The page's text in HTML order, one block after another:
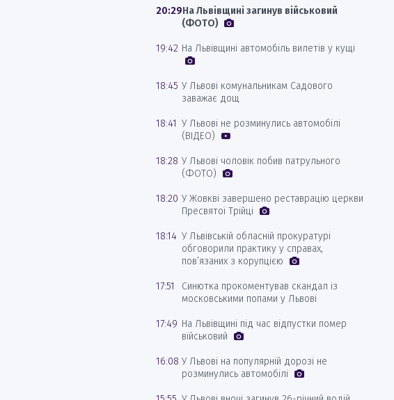
20:29На Львівщині загинув військовий
(ФОТО)
19:42 На Львівщині автомобіль вилетів у кущі
18:45 У Львові комунальникам Садового
заважає дощ
18:41 У Львові не розминулись автомобілі
(ВІДЕО)
18:28 У Львові чоловік побив патрульного
(ФОТО)
18:20 У Жовкві завершено реставрацію церкви
Пресвятої Трійці
18:14 У Львівській обласній прокуратурі
обговорили практику у справах,
пов’язаних з корупцією
17:51
Синютка прокоментував скандал із
московськими попами у Львові
17:49 На Львівщині під час відпустки помер
військовий
16:08 У Львові на популярній дорозі не
розминулись автомобілі